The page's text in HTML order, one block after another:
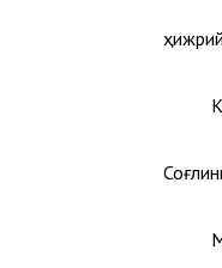
1445